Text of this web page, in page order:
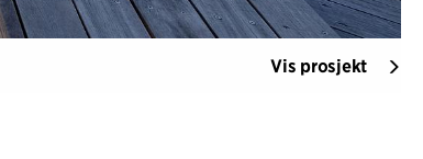
Vis prosjekt